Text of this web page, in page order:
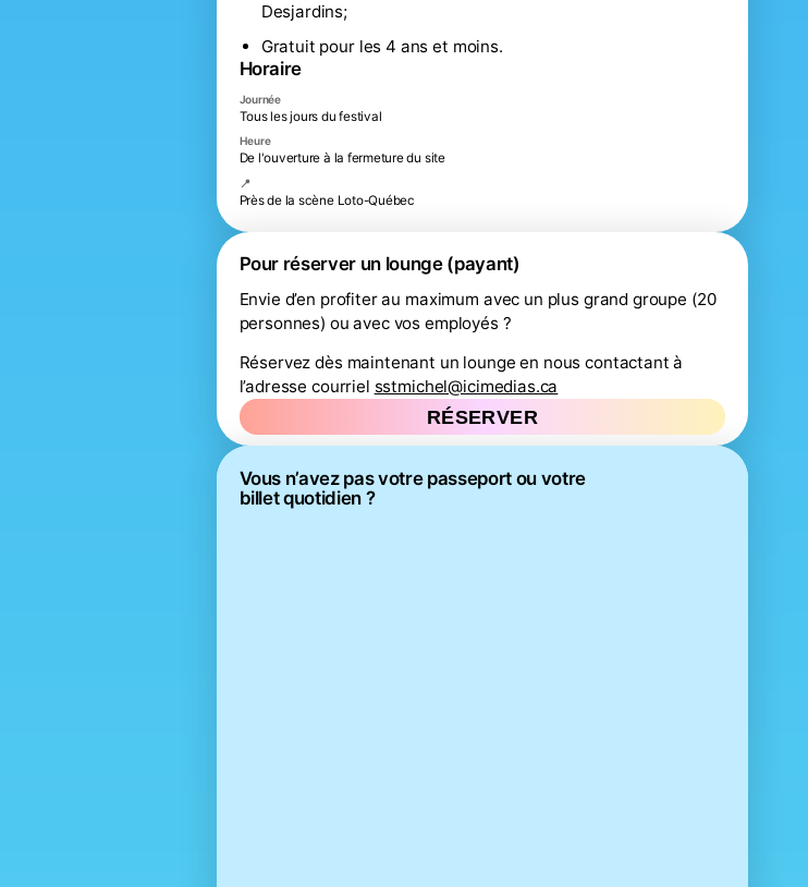
Desjardins;
Gratuit pour les 4 ans et moins.
Horaire
Journée
Tous les jours du festival
Heure
De l'ouverture à la fermeture du site
📍
Près de la scène Loto-Québec
Pour réserver un lounge (payant)
Envie d’en profiter au maximum avec un plus grand groupe (20
personnes) ou avec vos employés ?
Réservez dès maintenant un lounge en nous contactant à
l’adresse courriel sstmichel@icimedias.ca
RÉSERVER
Vous n’avez pas votre passeport ou votre
billet quotidien ?